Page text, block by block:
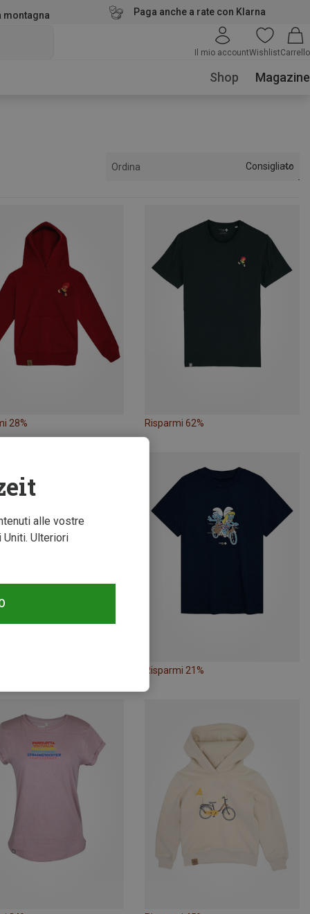
montagna Paga anche a rate con Klarna
Il mio accountWishlistCarrello
Shop Magazine
Ordina Consigliato
28% Risparmi 62%
Risparmi 21%
alle vostre
Ulteriori